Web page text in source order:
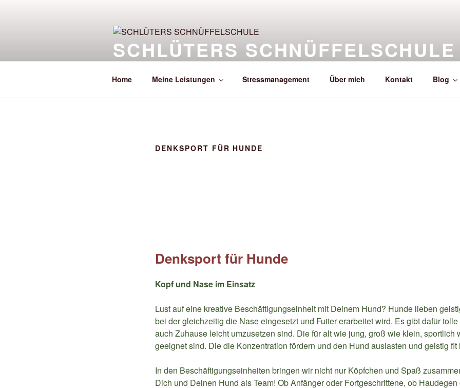
SCHLÜTERS SCHNÜFFELSCHULE
Home Meine Leistungen Stressmanagement Über mich Kontakt Blog
DENKSPORT FÜR HUNDE
Denksport für Hunde
Kopf und Nase im Einsatz
Lust auf eine kreative Beschäftigungseinheit mit Deinem Hund? Hunde lieben
bei der gleichzeitig die Nase eingesetzt und Futter erarbeitet wird. Es gibt dafür
auch Zuhause leicht umzusetzen sind. Die für alt wie jung, groß wie klein, sportlich
geeignet sind. Die die Konzentration fördern und den Hund auslasten und geistig fit
In den Beschäftigungseinheiten bringen wir nicht nur Köpfchen und Spaß
Dich und Deinen Hund als Team! Ob Anfänger oder Fortgeschrittene, ob Haudegen